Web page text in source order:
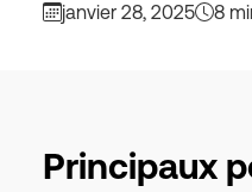
janvier 28, 2025 8
Principaux